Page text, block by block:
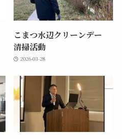
こまつ水辺クリーンデー
清掃活動
2026-03-28